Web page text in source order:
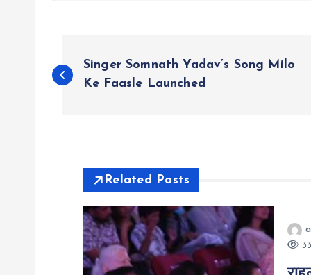
o
Singer Somnath Yadav’s Song Milo
Ke Faasle Launched
Related Posts